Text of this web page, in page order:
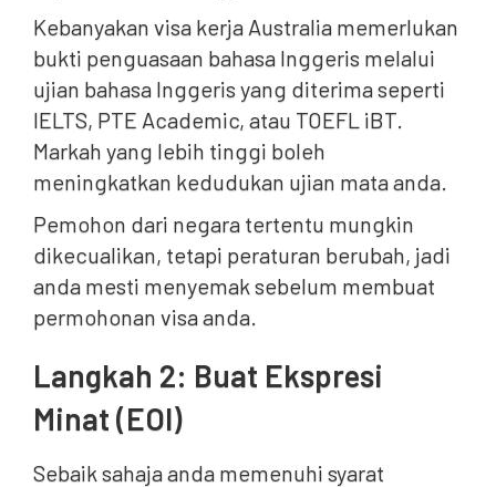
Kebanyakan visa kerja Australia memerlukan
bukti penguasaan bahasa Inggeris melalui
ujian bahasa Inggeris yang diterima seperti
IELTS, PTE Academic, atau TOEFL iBT.
Markah yang lebih tinggi boleh
meningkatkan kedudukan ujian mata anda.
Pemohon dari negara tertentu mungkin
dikecualikan, tetapi peraturan berubah, jadi
anda mesti menyemak sebelum membuat
permohonan visa anda.
Langkah 2: Buat Ekspresi
Minat (EOI)
Sebaik sahaja anda memenuhi syarat